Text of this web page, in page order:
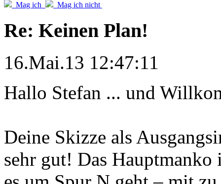
Mag ich
Mag ich nicht
Re: Keinen Plan!
16.Mai.13 12:47:11
Hallo Stefan ... und
Deine Skizze als
sehr gut! Das